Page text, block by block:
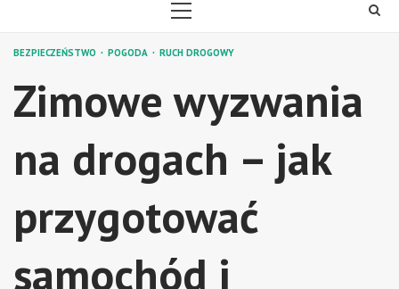
PRIMARY
BEZPIECZEŃSTWO POGODA RUCH DROGOWY
Zimowe wyzwania
na drogach – jak
przygotować
samochód i